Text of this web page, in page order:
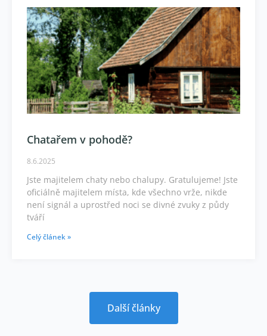
Chatařem v pohodě?
8.6.2025
Jste majitelem chaty nebo chalupy. Gratulujeme! Jste
oficiálně majitelem místa, kde všechno vrže, nikde
není signál a uprostřed noci se divné zvuky z půdy
tváří
Celý článek »
Další články